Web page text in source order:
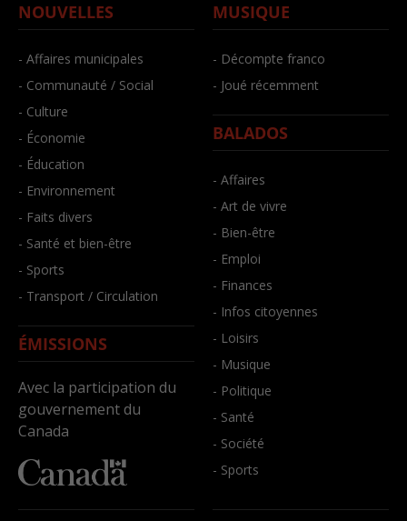
NOUVELLES
- Affaires municipales
- Communauté / Social
- Culture
- Économie
- Éducation
- Environnement
- Faits divers
- Santé et bien-être
- Sports
- Transport / Circulation
ÉMISSIONS
Avec la participation du
gouvernement du
Canada
MUSIQUE
- Décompte franco
- Joué récemment
BALADOS
- Affaires
- Art de vivre
- Bien-être
- Emploi
- Finances
- Infos citoyennes
- Loisirs
- Musique
- Politique
- Santé
- Société
- Sports